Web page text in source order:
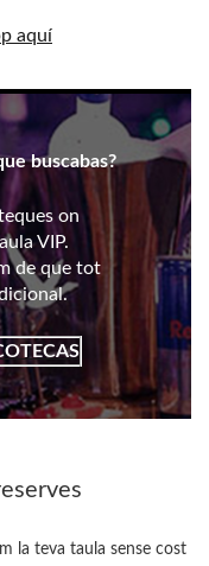
aquí
buscabas?
on
VIP.
de que tot
la teva taula sense cost